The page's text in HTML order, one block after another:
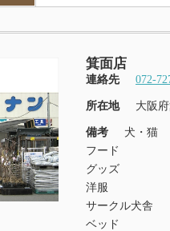
箕面店
連絡先 072-
所在地 大阪
備考
犬・猫
フード
グッズ
洋服
サークル犬舎
ベッド